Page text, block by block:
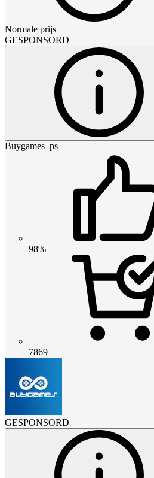
Normale prijs
GESPONSORD
Buygames_ps
98%
7869
GESPONSORD